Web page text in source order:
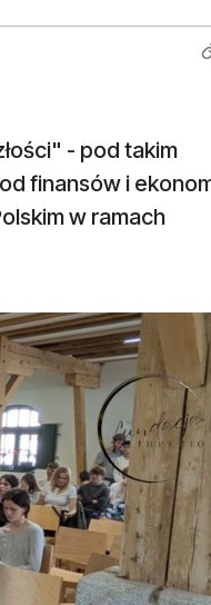
- pod takim
finansów i
w ramach